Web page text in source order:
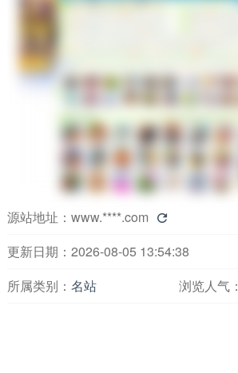
源站地址： www.****.com 
更新日期：2026-08-05 13:54:38
所属类别： 名站 浏览人气：